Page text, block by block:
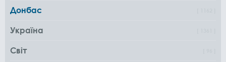
Донбас
Україна
Світ